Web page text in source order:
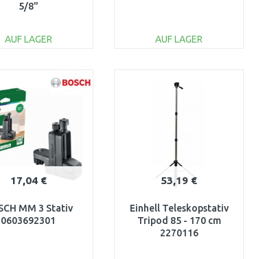
5/8"
AUF LAGER
Vergleichen
AUF LAGER
17,04 €
MM 3 Stativ
0603692301
53,19 €
Einhell Teleskopstativ
Tripod 85 - 170 cm
2270116